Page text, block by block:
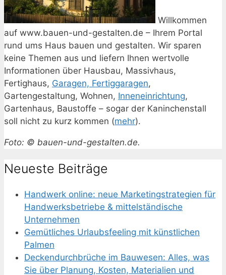
Willkommen
auf www.bauen-und-gestalten.de – Ihrem Portal
rund ums Haus bauen und gestalten. Wir sparen
keine Themen aus und liefern Ihnen wertvolle
Informationen über Hausbau, Massivhaus,
Fertighaus, Garagen, Fertiggaragen,
Gartengestaltung, Wohnen, Inneneinrichtung,
Gartenhaus, Baustoffe – sogar der Kaninchenstall
soll nicht zu kurz kommen (mehr).
Foto: © bauen-und-gestalten.de.
Neueste Beiträge
Handwerk online: neue Marketingstrategien für
Handwerksbetriebe & mittelständische
Unternehmen
Gemütliches Urlaubsfeeling mit künstlichen
Palmen
Deckendurchbrüche im Bauwesen: Alles, was
Sie über Planung, Kosten, Materialien und